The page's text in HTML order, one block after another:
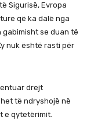
Sigurisë, Evropa
që ka dalë nga
se duan të
nuk është rasti për
drejt
të ndryshojë në
e qytetërimit.